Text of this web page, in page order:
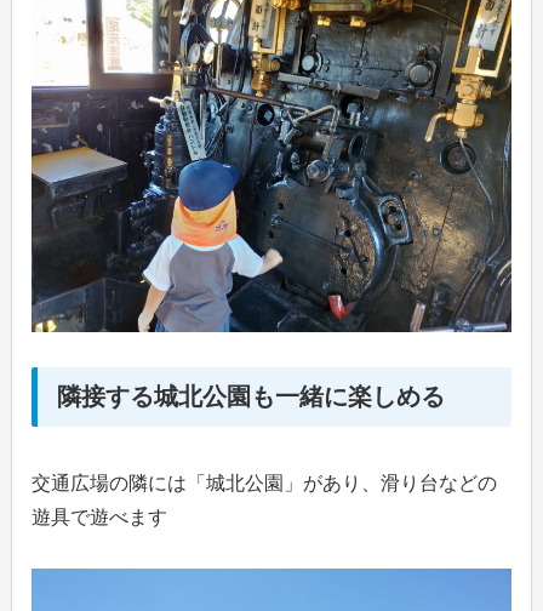
隣接する城北公園も一緒に楽しめる
交通広場の隣には「城北公園」があり、滑り台などの
遊具で遊べます